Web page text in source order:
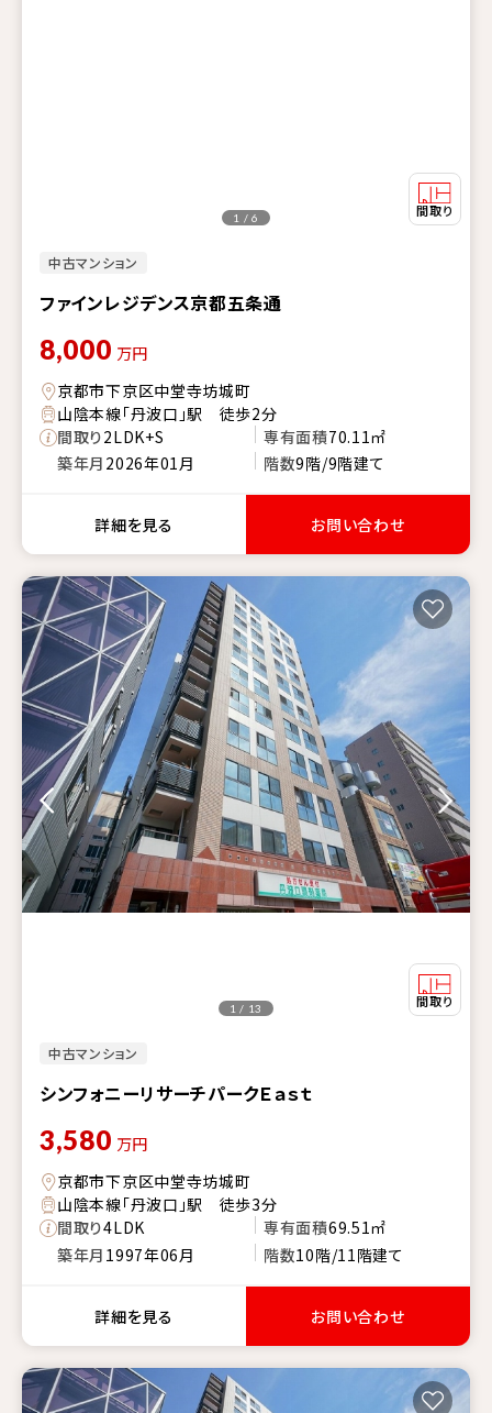
中古マンション
ファインレジデンス京都五条通
1 / 6
8,000 万円
京都市下京区中堂寺坊城町
山陰本線「丹波口」駅 徒歩2分
間取り2LDK+S 専有面積70.11㎡
築年月 2026年01月 階数9階/9階建て
詳細を見る お問い合わせ
中古マンション
シンフォニーリサーチパークＥａｓｔ
1 / 13
3,580 万円
京都市下京区中堂寺坊城町
山陰本線「丹波口」駅 徒歩3分
間取り4LDK 専有面積69.51㎡
築年月 1997年06月 階数10階/11階建て
詳細を見る お問い合わせ